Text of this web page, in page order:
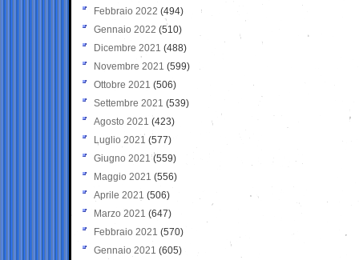
Febbraio 2022 (494)
Gennaio 2022 (510)
Dicembre 2021 (488)
Novembre 2021 (599)
Ottobre 2021 (506)
Settembre 2021 (539)
Agosto 2021 (423)
Luglio 2021 (577)
Giugno 2021(559)
Maggio 2021 (556)
Aprile 2021 (506)
Marzo 2021 (647)
Febbraio 2021 (570)
Gennaio 2021 (605)